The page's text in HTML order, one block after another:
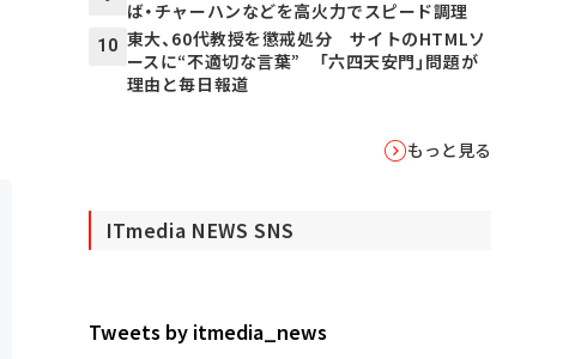
ば・チャーハンなどを高火力でスピード調理
10 東大、60代教授を懲戒処分 サイトのHTMLソ
ースに“不適切な言葉” 「六四天安門」問題が
理由と毎日報道
もっと見る
ITmedia NEWS SNS
Tweets by itmedia_news